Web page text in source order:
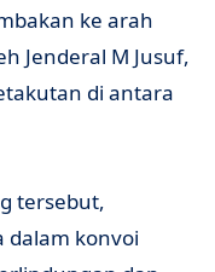
ke arah
Jenderal M Jusuf,
di antara
tersebut,
dalam konvoi